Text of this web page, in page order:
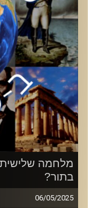
מלחמה
בתור?
06/05/2025